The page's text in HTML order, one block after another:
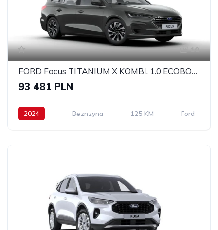
10
FORD Focus TITANIUM X KOMBI, 1.0 ECOBOOST HYBRID 125KM
93 481 PLN
2024 Beznzyna 125 KM Ford